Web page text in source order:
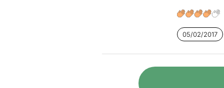
05/02/2017